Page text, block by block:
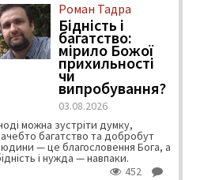
Роман Тадра
Бідність і
багатство:
мірило Божої
прихильності
чи
випробування?
03.08.2026
можна зустріти думку,
багатство та добробут
— це благословення Бога, а
і нужда — навпаки.
452